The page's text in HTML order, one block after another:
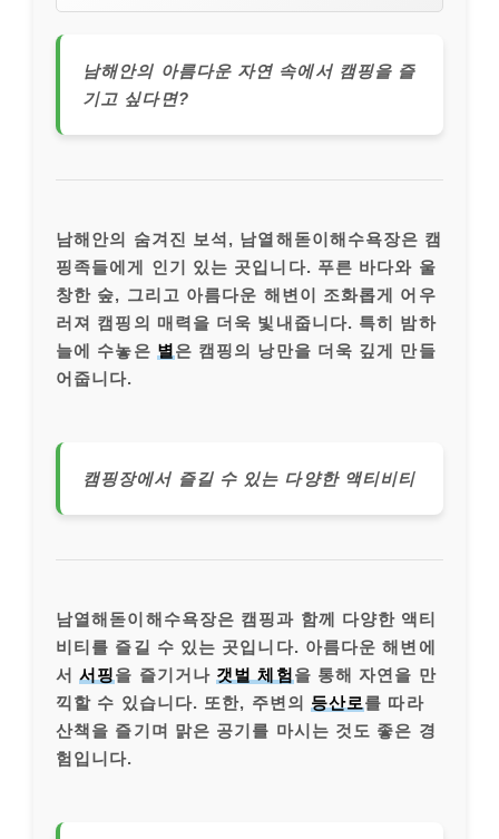
남해안의 아름다운 자연 속에서 캠핑을 즐
기고 싶다면?
남해안의 숨겨진 보석, 남열해돋이해수욕장은 캠
핑족들에게 인기 있는 곳입니다. 푸른 바다와 울
창한 숲, 그리고 아름다운 해변이 조화롭게 어우
러져 캠핑의 매력을 더욱 빛내줍니다. 특히 밤하
늘에 수놓은 별 은 캠핑의 낭만을 더욱 깊게 만들
어줍니다.
캠핑장에서 즐길 수 있는 다양한 액티비티
남열해돋이해수욕장은 캠핑과 함께 다양한 액티
비티를 즐길 수 있는 곳입니다. 아름다운 해변에
서서핑을 즐기거나 갯벌 체험 을 통해 자연을 만
끽할 수 있습니다. 또한, 주변의 등산로 를 따라
산책을 즐기며 맑은 공기를 마시는 것도 좋은 경
험입니다.